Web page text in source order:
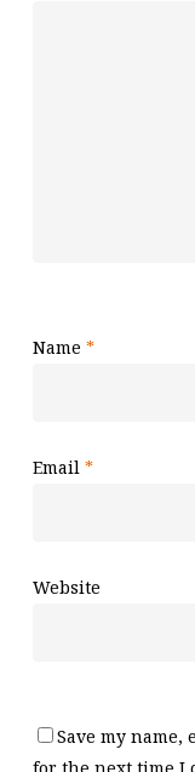
Name *
Email *
Website
Save my
for the next time I